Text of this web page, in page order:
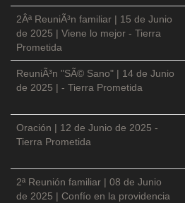
2Âª ReuniÃ³n familiar | 15 de Junio
de 2025 | Viene lo mejor - Tierra
Prometida
ReuniÃ³n "SÃ© Sano" | 14 de Junio
de 2025 | - Tierra Prometida
Oración | 12 de Junio de 2025 -
Tierra Prometida
2ª Reunión familiar | 08 de Junio
de 2025 | Confío en la providencia